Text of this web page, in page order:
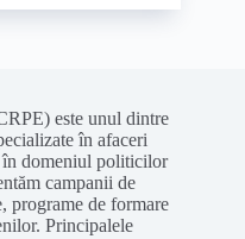
este unul dintre
în afaceri
în domeniul politicilor
campanii de
programe de formare
Principalele